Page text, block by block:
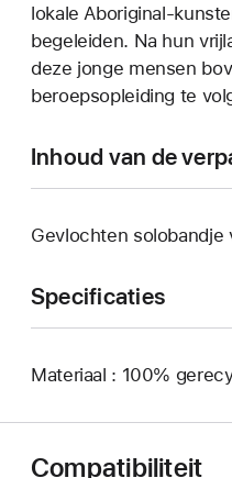
lokale Aboriginal-
begeleiden. Na hun
deze jonge mensen
beroeps­opleiding te
Inhoud van de
Gevlochten solobandje
Specificaties
Materiaal : 100%
Compatibiliteit